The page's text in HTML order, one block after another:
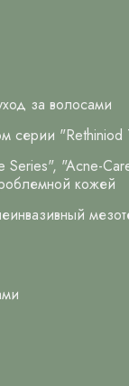
за волосами
серии "Rethiniod
Series", "Acne-
кожей